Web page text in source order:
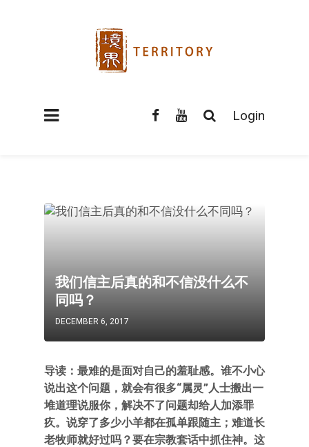
Login
我们信主后真的和不信没什么不
同吗？
DECEMBER 6, 2017
导读：最难的是面对自己的羞耻感。谁不小心
说出这个问题，就会有很多“属灵”人士搬出一
堆道理说服你，解决不了问题却给人加添罪
疚。说穿了多少小羊都在孤单跟随主；难道长
老牧师就好过吗？要在宗教套话中抓住神。这